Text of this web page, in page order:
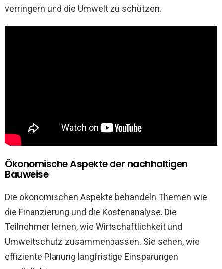
verringern und die Umwelt zu schützen.
Ökonomische Aspekte der nachhaltigen
Bauweise
Die ökonomischen Aspekte behandeln Themen wie
die Finanzierung und die Kostenanalyse. Die
Teilnehmer lernen, wie Wirtschaftlichkeit und
Umweltschutz zusammenpassen. Sie sehen, wie
effiziente Planung langfristige Einsparungen